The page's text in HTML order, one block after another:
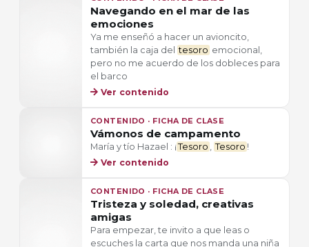
Navegando en el mar de las
emociones
Ya me enseñó a hacer un avioncito,
también la caja del tesoro emocional,
pero no me acuerdo de los dobleces para
el barco
Ver contenido
CONTENIDO · FICHA DE CLASE
Vámonos de campamento
María y tío Hazael : ¡ Tesoro , Tesoro !
Ver contenido
CONTENIDO · FICHA DE CLASE
Tristeza y soledad, creativas
amigas
Para empezar, te invito a que leas o
escuches la carta que nos manda una niña